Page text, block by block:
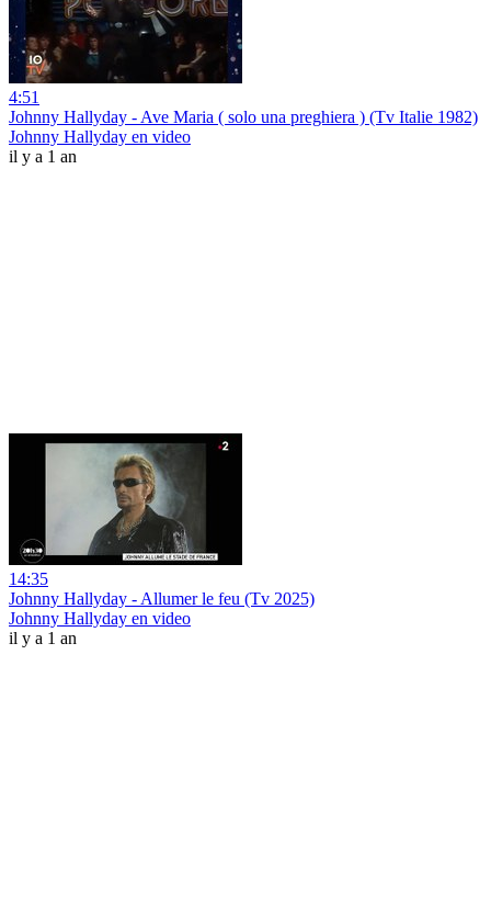
4:51
Johnny Hallyday - Ave Maria ( solo una preghiera ) (Tv Italie 1982)
Johnny Hallyday en video
il y a 1 an
14:35
Johnny Hallyday - Allumer le feu (Tv 2025)
Johnny Hallyday en video
il y a 1 an